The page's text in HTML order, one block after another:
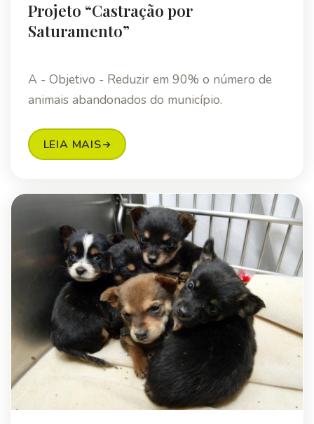
Projeto “Castração por
Saturamento”
A - Objetivo - Reduzir em 90% o número de
animais abandonados do município.
LEIA MAIS